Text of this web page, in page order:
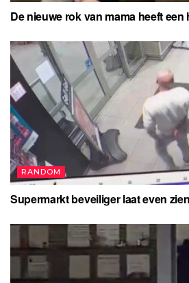
De nieuwe rok van mama heeft
RANDOM
Supermarkt beveiliger laat even